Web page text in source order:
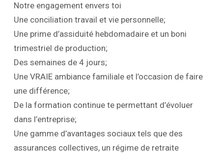
Notre engagement envers toi
Une conciliation travail et vie personnelle;
Une prime d’assiduité hebdomadaire et un boni
trimestriel de production;
Des semaines de 4 jours;
Une VRAIE ambiance familiale et l’occasion de faire
une différence;
De la formation continue te permettant d’évoluer
dans l’entreprise;
Une gamme d’avantages sociaux tels que des
assurances collectives, un régime de retraite